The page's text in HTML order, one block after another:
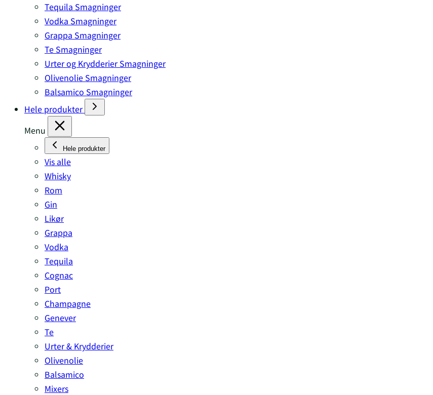
Tequila Smagninger
Vodka Smagninger
Grappa Smagninger
Te Smagninger
Urter og Krydderier Smagninger
Olivenolie Smagninger
Balsamico Smagninger
Hele produkter
Menu
Hele produkter
Vis alle
Whisky
Rom
Gin
Likør
Grappa
Vodka
Tequila
Cognac
Port
Champagne
Genever
Te
Urter & Krydderier
Olivenolie
Balsamico
Mixers